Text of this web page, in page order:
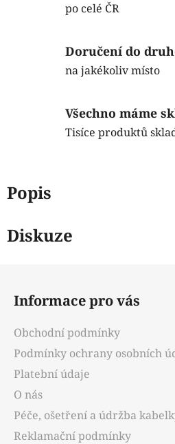
po celé ČR
Doručení do
na jakékoliv místo
Všechno máme
Tisíce produktů
Popis
Diskuze
Informace pro vás
Obchodní podmínky
Podmínky ochrany osobních
Platební údaje
O nás
Péče, ošetření a údržba
Reklamační podmínky